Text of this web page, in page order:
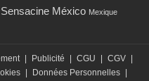
Sensacine México Mexique
Publicité CGU CGV
Données Personnelles